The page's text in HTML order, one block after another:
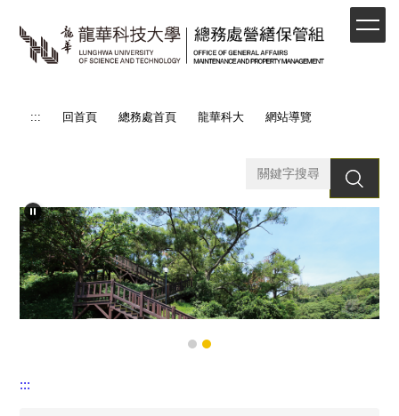
到
::: 回首頁 總務處首頁 龍華科大 網站導覽
搜 尋
:::